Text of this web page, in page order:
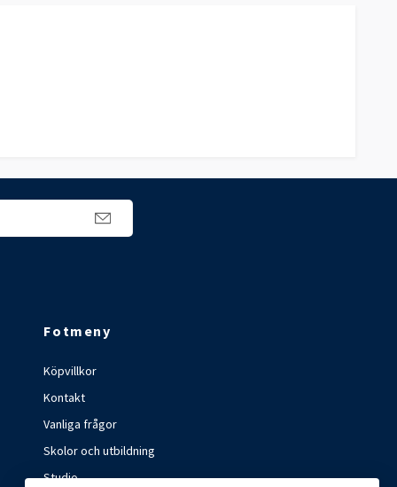
Fotmeny
Köpvillkor
Kontakt
Vanliga frågor
Skolor och utbildning
Studio